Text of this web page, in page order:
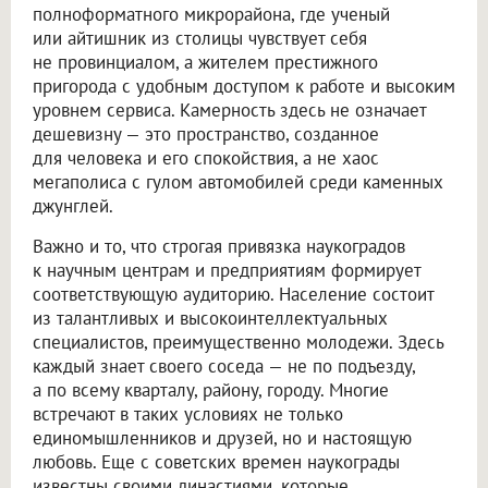
полноформатного микрорайона, где ученый
или айтишник из столицы чувствует себя
не провинциалом, а жителем престижного
пригорода с удобным доступом к работе и высоким
уровнем сервиса. Камерность здесь не означает
дешевизну — это пространство, созданное
для человека и его спокойствия, а не хаос
мегаполиса с гулом автомобилей среди каменных
джунглей.
Важно и то, что строгая привязка наукоградов
к научным центрам и предприятиям формирует
соответствующую аудиторию. Население состоит
из талантливых и высокоинтеллектуальных
специалистов, преимущественно молодежи. Здесь
каждый знает своего соседа — не по подъезду,
а по всему кварталу, району, городу. Многие
встречают в таких условиях не только
единомышленников и друзей, но и настоящую
любовь. Еще с советских времен наукограды